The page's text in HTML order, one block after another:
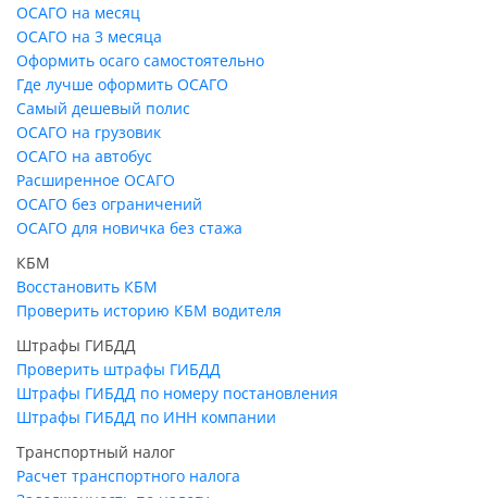
ОСАГО на месяц
ОСАГО на 3 месяца
Оформить осаго самостоятельно
Где лучше оформить ОСАГО
Самый дешевый полис
ОСАГО на грузовик
ОСАГО на автобус
Расширенное ОСАГО
ОСАГО без ограничений
ОСАГО для новичка без стажа
КБМ
Восстановить КБМ
Проверить историю КБМ водителя
Штрафы ГИБДД
Проверить штрафы ГИБДД
Штрафы ГИБДД по номеру постановления
Штрафы ГИБДД по ИНН компании
Транспортный налог
Расчет транспортного налога